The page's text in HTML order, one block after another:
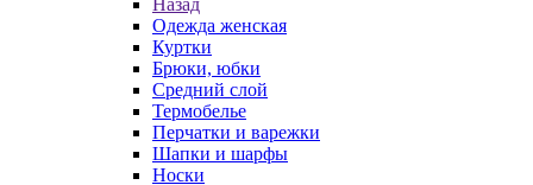
Назад
Одежда женская
Куртки
Брюки, юбки
Средний слой
Термобелье
Перчатки и варежки
Шапки и шарфы
Носки